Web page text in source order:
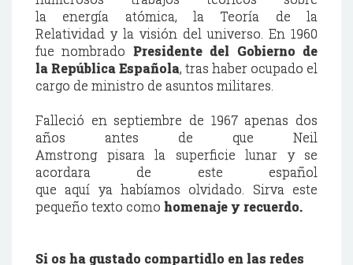
la energía atómica, la Teoría de la
Relatividad y la visión del universo. En 1960
fue nombrado Presidente del Gobierno de
la República Española, tras haber ocupado el
cargo de ministro de asuntos militares.
Falleció en septiembre de 1967 apenas dos
años antes de que Neil
Amstrong pisara la superficie lunar y se
acordara de este español
que aquí ya habíamos olvidado. Sirva este
pequeño texto como homenaje y recuerdo.
Si os ha gustado compartidlo en las redes